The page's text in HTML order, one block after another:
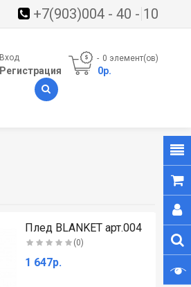
+7(903)004 - 40 - 10
0 элемент(ов)
- 0р.
Вход
Регистрация
Плед BLANKET арт.004
(0)
1 647р.